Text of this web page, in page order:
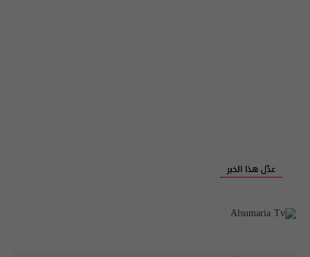
عدّل هذا الخبر